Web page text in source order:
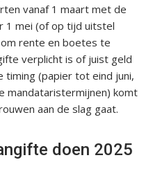
vanaf 1 maart met de
1 mei (of op tijd uitstel
rente en boetes te
verplicht is of juist geld
timing (papier tot eind juni,
mandataristermijnen) komt
aan de slag gaat.
doen 2025